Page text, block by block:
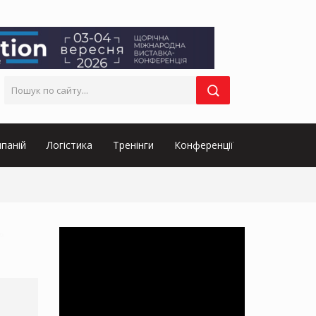
Логістика Тренінги Конференції